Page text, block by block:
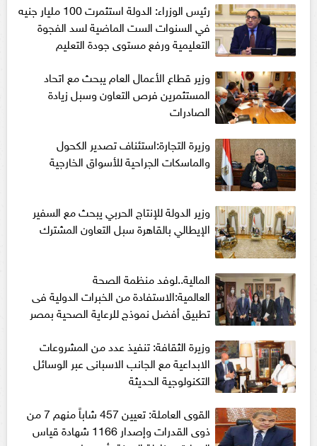
رئيس الوزراء: الدولة استثمرت 100 مليار جنيه
في السنوات الست الماضية لسد الفجوة
التعليمية ورفع مستوى جودة التعليم
وزير قطاع الأعمال العام يبحث مع اتحاد
المستثمرين فرص التعاون وسبل زيادة
الصادرات
وزيرة التجارة:استئناف تصدير الكحول
والماسكات الجراحية للأسواق الخارجية
وزير الدولة للإنتاج الحربي يبحث مع السفير
الإيطالي بالقاهرة سبل التعاون المشترك
المالية..لوفد منظمة الصحة
العالمية:الاستفادة من الخبرات الدولية فى
تطبيق أفضل نموذج للرعاية الصحية بمصر
وزيرة الثقافة: تنفيذ عدد من المشروعات
الابداعية مع الجانب الاسبانى عبر الوسائل
التكنولوجية الحديثة
القوى العاملة: تعيين 457 شاباً منهم 7 من
ذوى القدرات وإصدار 1166 شهادة قياس